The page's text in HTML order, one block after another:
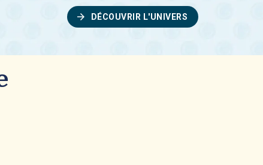
arrow_forward DÉCOUVRIR L'UNIVERS